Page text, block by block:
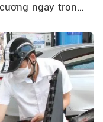
ngay trong